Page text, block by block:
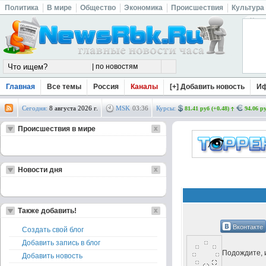
Политика В мире Общество Экономика Происшествия Культура
Главная Все темы Россия Каналы [+] Добавить новость
Сегодня: 8 августа 2026 г. MSK 03:36 Курсы: 81.41 руб (+0.48) 94.06
Вконтакте
Подождите,
Происшествия в мире
Новости дня
Также добавить!
Создать свой блог
Добавить запись в блог
Добавить новость